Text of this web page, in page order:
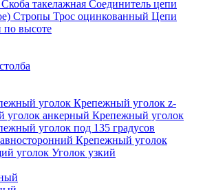
Скоба такелажная Соединитель цепи
Стропы Трос оцинкованный Цепи
по высоте
уголок Крепежный уголок z-
уголок анкерный Крепежный уголок
уголок под 135 градусов
Крепежный уголок
уголок Уголок узкий